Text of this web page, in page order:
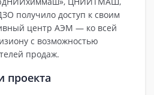
получило доступ к своим
центр АЭМ — ко всей
с возможностью
продаж.
проекта